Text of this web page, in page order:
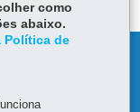
como
abaixo.
Política de